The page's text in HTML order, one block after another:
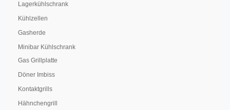
Lagerkühlschrank
Kühlzellen
Gasherde
Minibar Kühlschrank
Gas Grillplatte
Döner Imbiss
Kontaktgrills
Hähnchengrill